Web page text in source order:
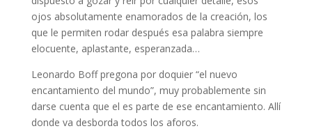
ojos absolutamente enamorados de la creación, los
que le permiten rodar después esa palabra siempre
elocuente, aplastante, esperanzada…
Leonardo Boff pregona por doquier “el nuevo
encantamiento del mundo”, muy probablemente sin
darse cuenta que el es parte de ese encantamiento. Allí
donde va desborda todos los aforos.